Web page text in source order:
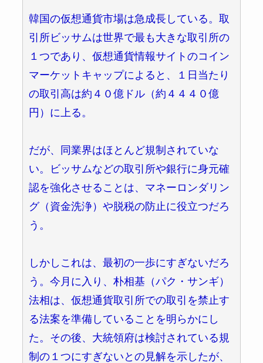
韓国の仮想通貨市場は急成長している。取
引所ビッサムは世界で最も大きな取引所の
１つであり、仮想通貨情報サイトのコイン
マーケットキャップによると、１日当たり
の取引高は約４０億ドル（約４４４０億
円）に上る。
だが、同業界はほとんど規制されていな
い。ビッサムなどの取引所や銀行に身元確
認を強化させることは、マネーロンダリン
グ（資金洗浄）や脱税の防止に役立つだろ
う。
しかしこれは、最初の一歩にすぎないだろ
う。今月に入り、朴相基（パク・サンギ）
法相は、仮想通貨取引所での取引を禁止す
る法案を準備していることを明らかにし
た。その後、大統領府は検討されている規
制の１つにすぎないとの見解を示したが、